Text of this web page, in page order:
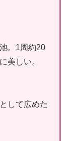
。1周約20
美しい。
して広めた